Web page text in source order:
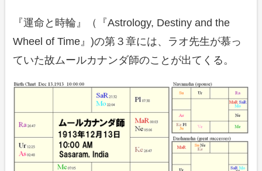
『運命と時輪』（『Astrology, Destiny and the
Wheel of Time』)の第３章には、ラオ先生が慕っ
ていた故ムールカナンダ師のことが出てくる。